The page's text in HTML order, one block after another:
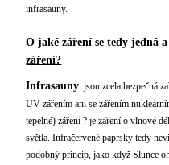
infrasauny.
O jaké záření se tedy jedná
záření?
Infrasauny jsou zcela bezpečná
UV zářením ani se zářením
tepelné) záření ? je záření o vlnové
světla. Infračervené paprsky tedy
podobný princip, jako když Slunce